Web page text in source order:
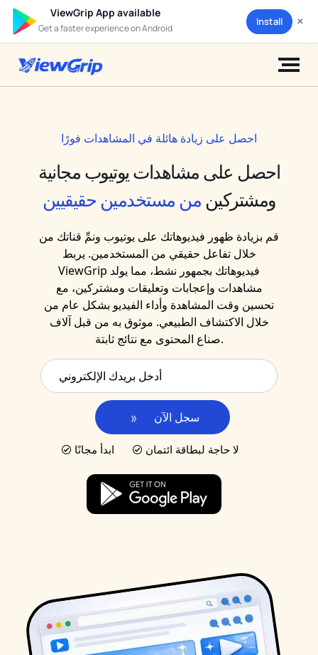
ViewGrip App available
Get a faster experience on Android
Install ×
احصل على زيادة هائلة في المشاهدات فورًا
احصل على مشاهدات يوتيوب مجانية
ومشتركينمن مستخدمين حقيقيين
قم بزيادة ظهور فيديوهاتك على يوتيوب ونمِّ قناتك من
خلال تفاعل حقيقي من المستخدمين. يربط
ViewGrip فيديوهاتك بجمهور نشط، مما يولد
مشاهدات وإعجابات وتعليقات ومشتركين، مع
تحسين وقت المشاهدة وأداء الفيديو بشكل عام من
خلال الاكتشاف الطبيعي. موثوق به من قبل آلاف
صناع المحتوى مع نتائج ثابتة.
سجل الآن
ابدأ مجانًا لا حاجة لبطاقة ائتمان